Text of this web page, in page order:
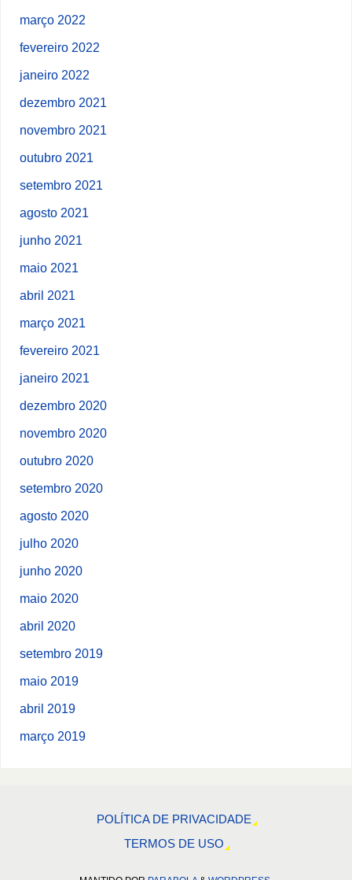
março 2022
fevereiro 2022
janeiro 2022
dezembro 2021
novembro 2021
outubro 2021
setembro 2021
agosto 2021
junho 2021
maio 2021
abril 2021
março 2021
fevereiro 2021
janeiro 2021
dezembro 2020
novembro 2020
outubro 2020
setembro 2020
agosto 2020
julho 2020
junho 2020
maio 2020
abril 2020
setembro 2019
maio 2019
abril 2019
março 2019
POLÍTICA DE PRIVACIDADE
TERMOS DE USO